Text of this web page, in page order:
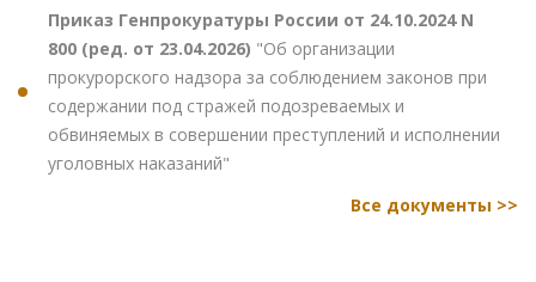
Приказ Генпрокуратуры России от 24.10.2024 N
800 (ред. от 23.04.2026) "Об организации
прокурорского надзора за соблюдением законов при
содержании под стражей подозреваемых и
обвиняемых в совершении преступлений и исполнении
уголовных наказаний"
Все документы >>